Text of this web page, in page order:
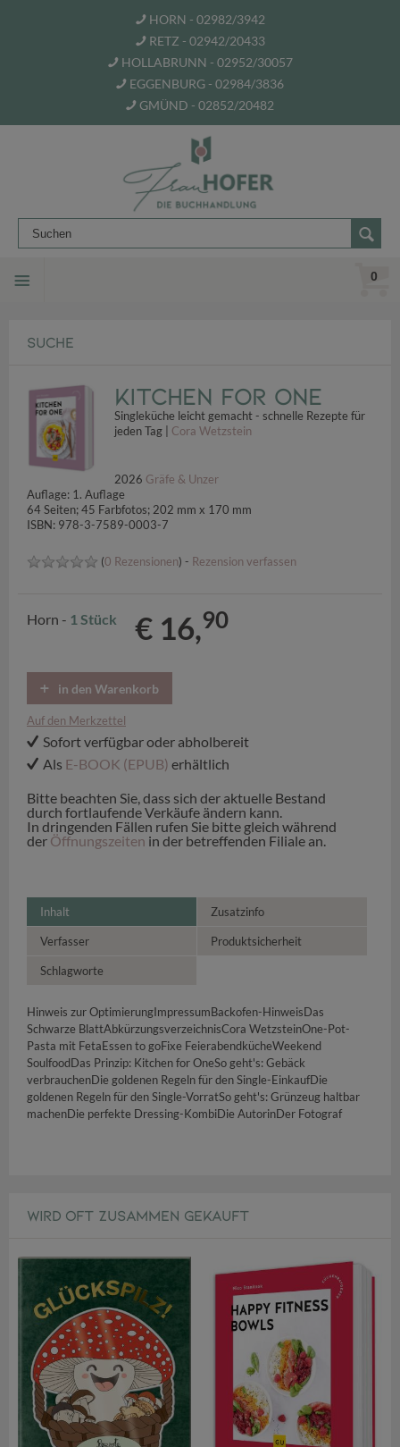
HORN - 02982/3942
RETZ - 02942/20433
HOLLABRUNN - 02952/30057
EGGENBURG - 02984/3836
GMÜND - 02852/20482
0
SUCHE
Kitchen for One
Singleküche leicht gemacht - schnelle Rezepte für
jeden Tag | Cora Wetzstein
2026 Gräfe & Unzer
Auflage: 1. Auflage
64 Seiten; 45 Farbfotos; 202 mm x 170 mm
ISBN: 978-3-7589-0003-7
(0 Rezensionen) - Rezension verfassen
Horn - 1 Stück € 16,90
in den Warenkorb
Auf den Merkzettel
Sofort verfügbar oder abholbereit
Als E-BOOK (EPUB) erhältlich
Bitte beachten Sie, dass sich der aktuelle Bestand
durch fortlaufende Verkäufe ändern kann.
In dringenden Fällen rufen Sie bitte gleich während
der Öffnungszeiten in der betreffenden Filiale an.
Inhalt Zusatzinfo
Verfasser Produktsicherheit
Schlagworte
Hinweis zur OptimierungImpressumBackofen-HinweisDas
Schwarze BlattAbkürzungsverzeichnisCora WetzsteinOne-Pot-
Pasta mit FetaEssen to goFixe FeierabendkücheWeekend
SoulfoodDas Prinzip: Kitchen for OneSo geht's: Gebäck
verbrauchenDie goldenen Regeln für den Single-EinkaufDie
goldenen Regeln für den Single-VorratSo geht's: Grünzeug haltbar
machenDie perfekte Dressing-KombiDie AutorinDer Fotograf
WIRD OFT ZUSAMMEN GEKAUFT